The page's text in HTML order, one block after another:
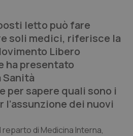
letto può fare
soli medici, riferisce la
Libero
ha presentato
Sanità
per sapere quali sono i
dei nuovi
reparto di Medicina Interna,